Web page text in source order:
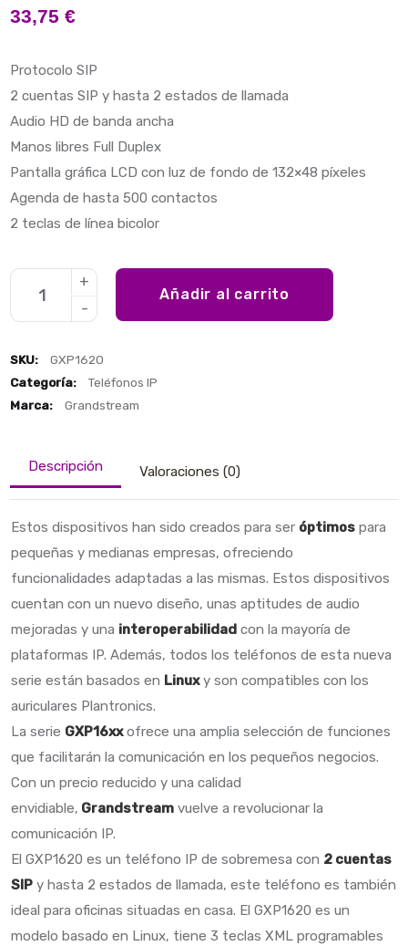
33,75€
Protocolo SIP
2 cuentas SIP y hasta 2 estados de llamada
Audio HD de banda ancha
Manos libres Full Duplex
Pantalla gráfica LCD con luz de fondo de 132×48 píxeles
Agenda de hasta 500 contactos
2 teclas de línea bicolor
Añadir al carrito
SKU:
GXP1620
Categoría:
Teléfonos IP
Marca:
Grandstream
Descripción Valoraciones (0)
Estos dispositivos han sido creados para ser óptimos para
pequeñas y medianas empresas, ofreciendo
funcionalidades adaptadas a las mismas. Estos dispositivos
cuentan con un nuevo diseño, unas aptitudes de audio
mejoradas y una interoperabilidad con la mayoría de
plataformas IP. Además, todos los teléfonos de esta nueva
serie están basados en Linuxy son compatibles con los
auriculares Plantronics.
La serie GXP16xxofrece una amplia selección de funciones
que facilitarán la comunicación en los pequeños negocios.
Con un precio reducido y una calidad
envidiable, Grandstream vuelve a revolucionar la
comunicación IP.
El GXP1620 es un teléfono IP de sobremesa con 2 cuentas
SIP y hasta 2 estados de llamada, este teléfono es también
ideal para oficinas situadas en casa. El GXP1620 es un
modelo basado en Linux, tiene 3 teclas XML programables